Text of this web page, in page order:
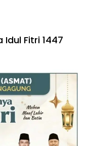
Fitri 1447